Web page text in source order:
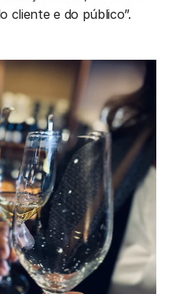
cliente e do público”.